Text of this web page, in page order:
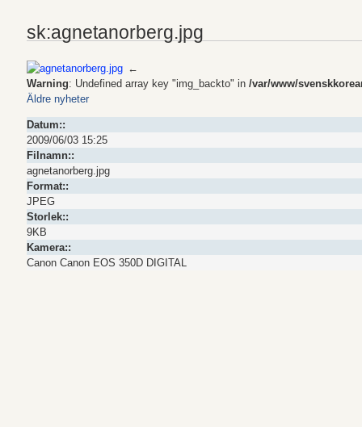
sk:agnetanorberg.jpg
←
Warning: Undefined array key "img_backto" in /var/www/
Äldre nyheter
Datum::
2009/06/03 15:25
Filnamn::
agnetanorberg.jpg
Format::
JPEG
Storlek::
9KB
Kamera::
Canon Canon EOS 350D DIGITAL